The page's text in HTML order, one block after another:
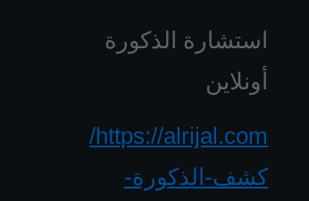
استشارة الذكورة
أونلاين
https://alrijal.com/
كشف-الذكورة-